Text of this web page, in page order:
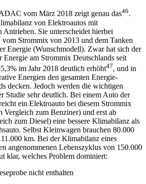
vom März 2018 zeigt genau das46.
von Elektroautos mit
Antrieben. Sie unterscheidet hierbei
vom Strommix von 2013 und dem Tanken
Energie (Wunschmodell). Zwar hat sich der
Energie am Strom­­­mix Deutschlands seit
im Jahr 2018 deutlich erhöht47, und in
Ener­­gien den gesamten Energie­
decken. Jedoch werden die wichtigen
Studie sehr deutlich. Bei einem Auto der
ein Elektroauto bei diesem Strommix
Vergleich zum Benziner) und erst ab
zum Diesel) eine bessere Klimabilanz als
Selbst Kleinwagen brauchen 80.000
km. Bei der Klimabilanz eines
angenommenen Lebenszyklus von 150.000
klar, welches Problem dominiert:
nicht enthalten